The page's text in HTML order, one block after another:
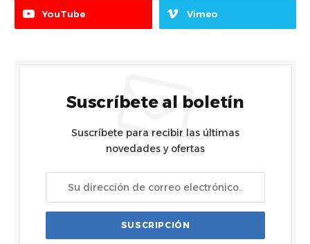
YouTube Vimeo
Suscríbete al boletín
Suscríbete para recibir las últimas
novedades y ofertas